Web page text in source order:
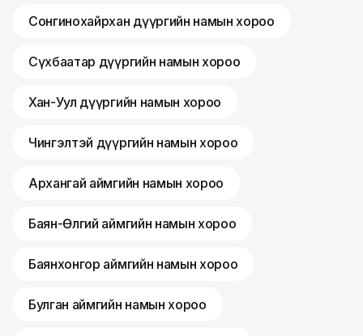
Сонгинохайрхан дүүргийн намын хороо
Сүхбаатар дүүргийн намын хороо
Хан-Уул дүүргийн намын хороо
Чингэлтэй дүүргийн намын хороо
Архангай аймгийн намын хороо
Баян-Өлгий аймгийн намын хороо
Баянхонгор аймгийн намын хороо
Булган аймгийн намын хороо